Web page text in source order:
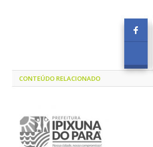
CONTEÚDO RELACIONADO